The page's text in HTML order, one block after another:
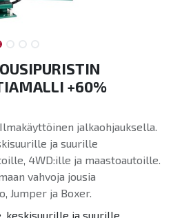
+60%
jalkaohjauksella.
ja suurille
4WD:ille ja maastoautoille.
vahvoja jousia
Jumper ja Boxer.
keskisuurille ja suurille